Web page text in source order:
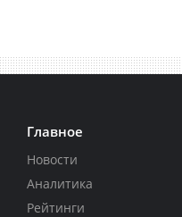
Главное
Новости
Аналитика
Рейтинги